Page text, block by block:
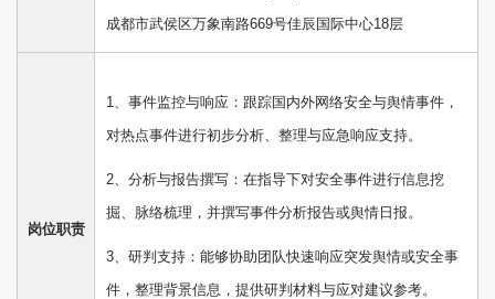
成都市武侯区万象南路669号佳辰国际中心18层
岗位职责
1、事件监控与响应：跟踪国内外网络安全与舆情事件，
对热点事件进行初步分析、整理与应急响应支持。
2、分析与报告撰写：在指导下对安全事件进行信息挖
掘、脉络梳理，并撰写事件分析报告或舆情日报。
3、研判支持：能够协助团队快速响应突发舆情或安全事
件，整理背景信息，提供研判材料与应对建议参考。